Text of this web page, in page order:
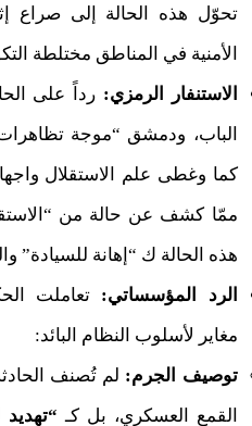
تحوّل هذه الحالة إلى صراع
الأمنية في المناطق مختلطة
الاستنفار الرمزي: رداً على
الباب، ودمشق “موجة
كما وغطى علم الاستقلال
ممّا كشف عن حالة من
هذه الحالة ك “إهانة للسيادة”
الرد المؤسساتي: تعاملت
مغاير لأسلوب النظام البائد:
توصيف الجرم: لم تُصنف
القمع العسكري، بل كـ